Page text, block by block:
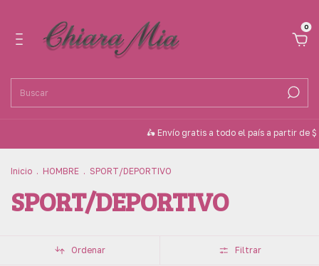
0
🛵 Envío gratis a todo el país a partir de $
Inicio . HOMBRE . SPORT/DEPORTIVO
SPORT/DEPORTIVO
Ordenar Filtrar